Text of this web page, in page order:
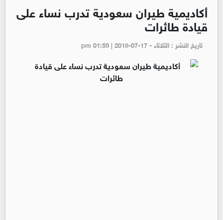
أكاديمية طيران سعودية تدرب نساء على
قيادة طائرات
تاريخ النشر : الثلاثاء - pm 01:59 | 2018-07-17